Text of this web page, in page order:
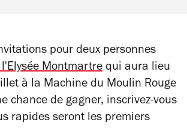
pour deux personnes
Montmartre qui aura lieu
à la Machine du Moulin Rouge
chance de gagner, inscrivez-vous
rapides seront les premiers